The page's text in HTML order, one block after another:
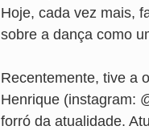
Hoje, cada vez mais,
sobre a dança como
Recentemente, tive a
Henrique (instagram:
forró da atualidade.